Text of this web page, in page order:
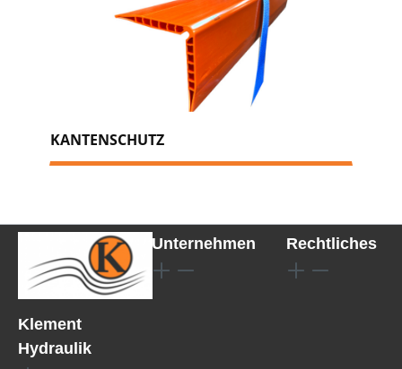
KANTENSCHUTZ
Klement
Hydraulik
Unternehmen Rechtliches